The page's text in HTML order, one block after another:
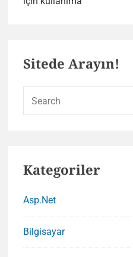
Artık
Sitede Arayın!
Kategoriler
Asp.Net
Bilgisayar